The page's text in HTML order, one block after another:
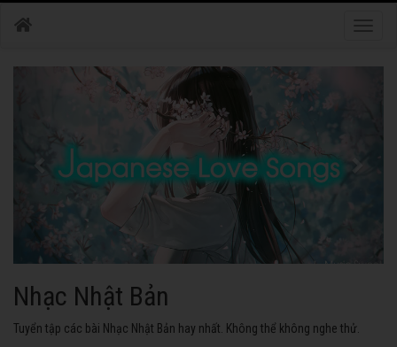
Nhạc Nhật Bản
Tuyển tập các bài Nhạc Nhật Bản hay nhất. Không thể không nghe thử.